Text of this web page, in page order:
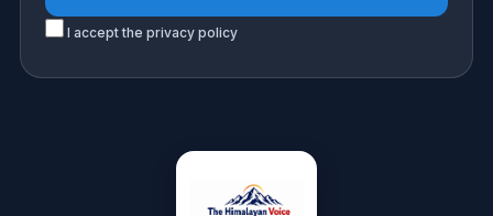
I accept the privacy policy